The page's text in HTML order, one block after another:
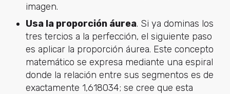
imagen.
Usa la proporción áurea. Si ya dominas los
tres tercios a la perfección, el siguiente paso
es aplicar la proporción áurea. Este concepto
matemático se expresa mediante una espiral
donde la relación entre sus segmentos es de
exactamente 1,618034; se cree que esta